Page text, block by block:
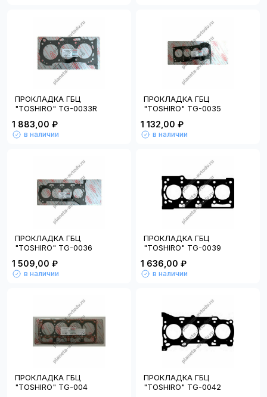
ПРОКЛАДКА ГБЦ
"TOSHIRO" TG-0033R
1 883,00 ₽
в наличии
ПРОКЛАДКА ГБЦ
"TOSHIRO" TG-0035
1 132,00 ₽
в наличии
ПРОКЛАДКА ГБЦ
"TOSHIRO" TG-0036
1 509,00 ₽
в наличии
ПРОКЛАДКА ГБЦ
"TOSHIRO" TG-0039
1 636,00 ₽
в наличии
ПРОКЛАДКА ГБЦ
"TOSHIRO" TG-004
ПРОКЛАДКА ГБЦ
"TOSHIRO" TG-0042